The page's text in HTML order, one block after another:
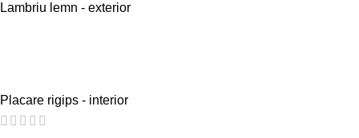
Lambriu lemn - exterior
Placare rigips - interior